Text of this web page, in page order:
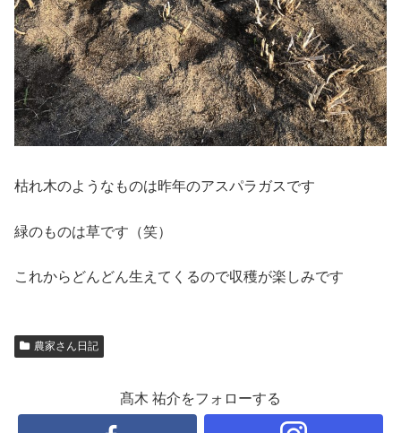
枯れ木のようなものは昨年のアスパラガスです
緑のものは草です（笑）
これからどんどん生えてくるので収穫が楽しみです
農家さん日記
髙木 祐介をフォローする